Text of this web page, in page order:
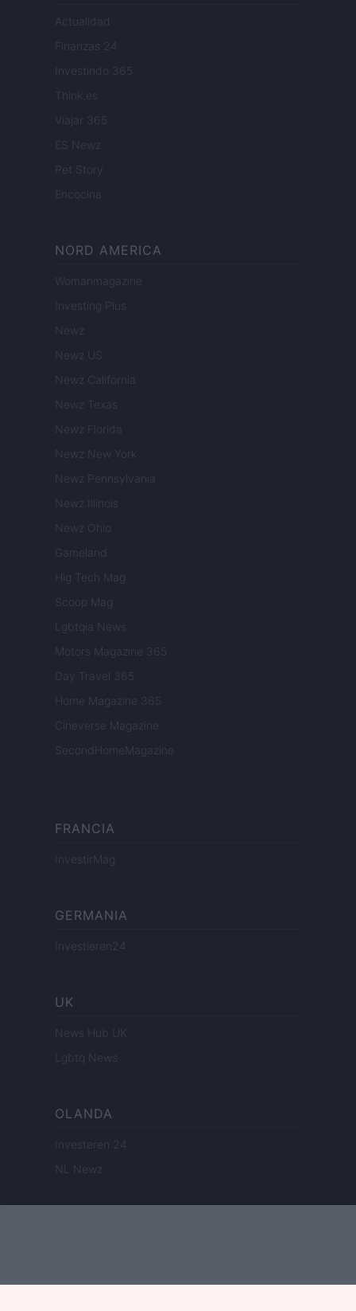
Actualidad
Finanzas 24
Investindo 365
Think.es
Viajar 365
ES Newz
Pet Story
Encocina
NORD AMERICA
Womanmagazine
Investing Plus
Newz
Newz US
Newz California
Newz Texas
Newz Florida
Newz New York
Newz Pennsylvania
Newz Illinois
Newz Ohio
Gameland
Hig Tech Mag
Scoop Mag
Lgbtqia News
Motors Magazine 365
Day Travel 365
Home Magazine 365
Cineverse Magazine
SecondHomeMagazine
FRANCIA
InvestirMag
GERMANIA
Investieren24
UK
News Hub UK
Lgbtq News
OLANDA
Investeren 24
NL Newz